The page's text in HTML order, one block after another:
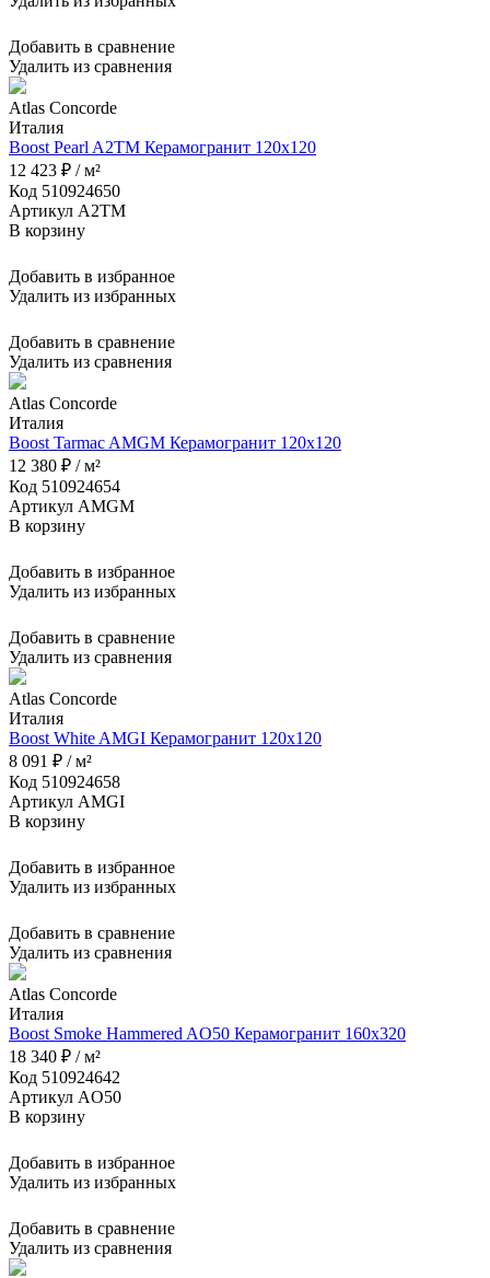
Добавить в сравнение
Удалить из сравнения
Atlas Concorde
Италия
Boost Pearl A2TM Керамогранит 120x120
12 423 ₽ / м²
Код 510924650
Артикул A2TM
В корзину
Добавить в избранное
Удалить из избранных
Добавить в сравнение
Удалить из сравнения
Atlas Concorde
Италия
Boost Tarmac AMGM Керамогранит 120x120
12 380 ₽ / м²
Код 510924654
Артикул AMGM
В корзину
Добавить в избранное
Удалить из избранных
Добавить в сравнение
Удалить из сравнения
Atlas Concorde
Италия
Boost White AMGI Керамогранит 120x120
8 091 ₽ / м²
Код 510924658
Артикул AMGI
В корзину
Добавить в избранное
Удалить из избранных
Добавить в сравнение
Удалить из сравнения
Atlas Concorde
Италия
Boost Smoke Hammered AO50 Керамогранит 160x320
18 340 ₽ / м²
Код 510924642
Артикул AO50
В корзину
Добавить в избранное
Удалить из избранных
Добавить в сравнение
Удалить из сравнения